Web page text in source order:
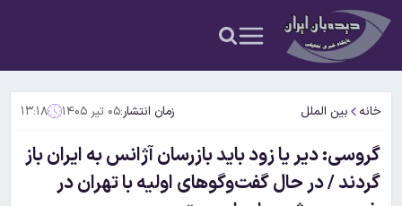
خانه بین الملل زمان انتشار:۰۵ تیر ۱۴۰۵ ۱۳:۱۸
گروسی: دیر یا زود باید بازرسان آژانس به ایران باز
گردند / در حال گفت‌وگوهای اولیه با تهران در